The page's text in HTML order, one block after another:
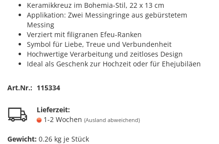
Keramikkreuz im Bohemia-Stil, 22 x 13 cm
Applikation: Zwei Messingringe aus gebürstetem
Messing
Verziert mit filigranen Efeu-Ranken
Symbol für Liebe, Treue und Verbundenheit
Hochwertige Verarbeitung und zeitloses Design
Ideal als Geschenk zur Hochzeit oder für Ehejubiläen
Art.Nr.: 115334
Lieferzeit:
1-2 Wochen (Ausland abweichend)
Gewicht: 0.26 kg je Stück